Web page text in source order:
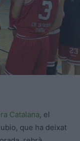
Catalana, el
que ha deixat